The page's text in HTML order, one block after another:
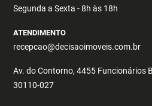
Segunda a Sexta - 8h às 18h
ATENDIMENTO
recepcao@decisaoimoveis.com.br
Av. do Contorno, 4455 Funcionários
30110-027